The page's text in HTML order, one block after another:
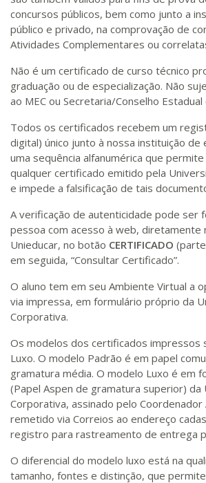
concursos públicos, bem como junto a
público e privado, na comprovação de
Atividades Complementares ou
Não é um certificado de curso técnico
graduação ou de especialização. Não
ao MEC ou Secretaria/Conselho Estadual
Todos os certificados recebem um
digital) único junto à nossa instituição de
uma sequência alfanumérica que
qualquer certificado emitido pela
e impede a falsificação de tais
A verificação de autenticidade pode ser
pessoa com acesso à web, diretamente
Unieducar, no botão CERTIFICADO
em seguida, “Consultar Certificado”.
O aluno tem em seu Ambiente Virtual a
via impressa, em formulário próprio da
Corporativa.
Os modelos dos certificados impressos
Luxo. O modelo Padrão é em papel
gramatura média. O modelo Luxo é em
(Papel Aspen de gramatura superior) da
Corporativa, assinado pelo Coordenador
remetido via Correios ao endereço
registro para rastreamento de entrega
O diferencial do modelo luxo está na
tamanho, fontes e distinção, que